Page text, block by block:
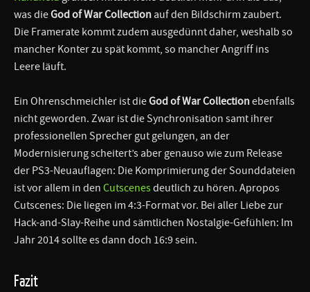
was dieGod of War Collection auf den Bildschirm zaubert.
Die Framerate kommt zudem ausgedünnt daher, weshalb so
mancher Konter zu spät kommt, so mancher Angriff ins
Leere läuft.
Ein Ohrenschmeichler ist dieGod of War Collectionebenfalls
nicht geworden. Zwar ist die Synchronisation samt ihrer
professionellen Sprecher gut gelungen, an der
Modernisierung scheitert’s aber genauso wie zum Release
der PS3-Neuauflagen: Die Komprimierung der Sounddateien
ist vor allem in den Cutscenesdeutlich zu hören. Apropos
Cutscenes: Die liegen im 4:3-Format vor. Bei aller Liebe zur
Hack-and-Slay-Reihe und sämtlichen Nostalgie-Gefühlen: Im
Jahr 2014 sollte es dann doch 16:9 sein.
Fazit